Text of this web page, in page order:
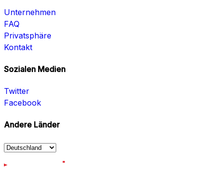
Unternehmen
FAQ
Privatsphäre
Kontakt
Sozialen Medien
Twitter
Facebook
Andere Länder